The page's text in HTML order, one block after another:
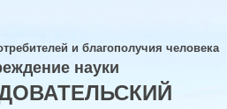
и благополучия человека
науки